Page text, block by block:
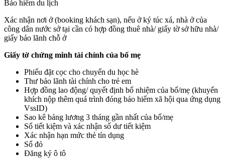
Bảo hiểm du lịch
Xác nhận nơi ở (booking khách sạn), nếu ở ký túc xá, nhà ở của
công dân nước sở tại cần có hợp đồng thuê nhà/ giấy tờ sở hữu nhà/
giấy bảo lãnh chỗ ở
Giấy tờ chứng minh tài chính của bố mẹ
Phiếu đặt cọc cho chuyến du học hè
Thư bảo lãnh tài chính cho trẻ em
Hợp đồng lao động/ quyết định bổ nhiệm của bố/mẹ (khuyến
khích nộp thêm quá trình đóng bảo hiểm xã hội qua ứng dụng
VssID)
Sao kê bảng lương 3 tháng gần nhất của bố/mẹ
Sổ tiết kiệm và xác nhận số dư tiết kiệm
Xác nhận hạn mức thẻ tín dụng
Sổ đỏ
Đăng ký ô tô